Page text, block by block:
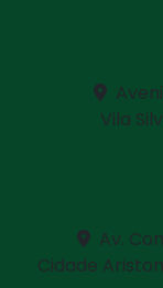
Vila
Av.
Cidade